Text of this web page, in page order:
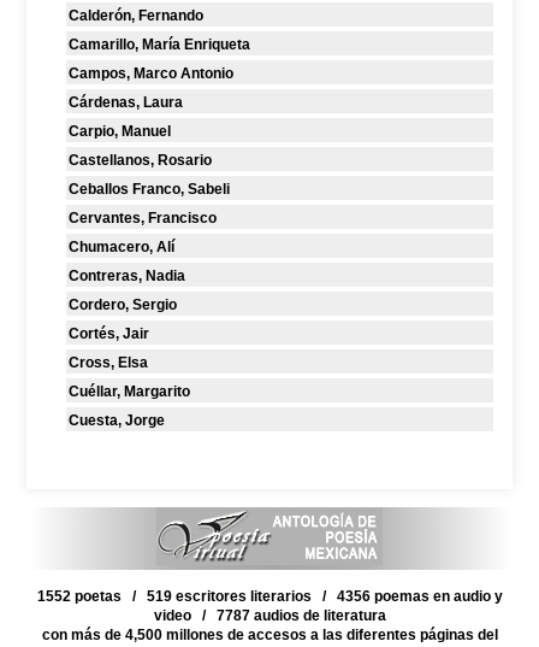
Calderón, Fernando
Camarillo, María Enriqueta
Campos, Marco Antonio
Cárdenas, Laura
Carpio, Manuel
Castellanos, Rosario
Ceballos Franco, Sabeli
Cervantes, Francisco
Chumacero, Alí
Contreras, Nadia
Cordero, Sergio
Cortés, Jair
Cross, Elsa
Cuéllar, Margarito
Cuesta, Jorge
1552 poetas / 519 escritores literarios / 4356 poemas en audio y
video / 7787 audios de literatura
con más de 4,500 millones de accesos a las diferentes páginas del